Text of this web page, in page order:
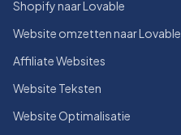
Shopify naar Lovable
Website omzetten naar Lovable
Affiliate Websites
Website Teksten
Website Optimalisatie